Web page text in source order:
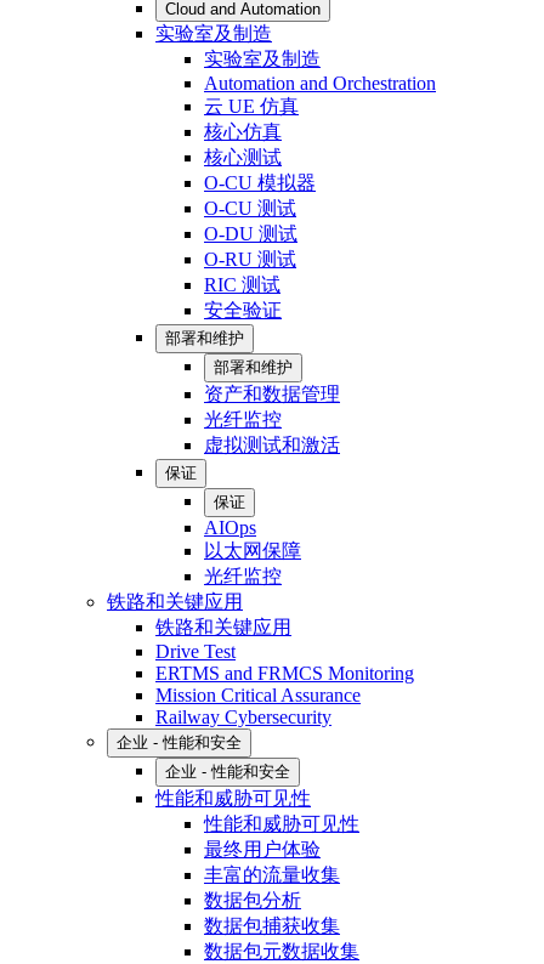
Cloud and Automation
实验室及制造
实验室及制造
Automation and Orchestration
云 UE 仿真
核心仿真
核心测试
O-CU 模拟器
O-CU 测试
O-DU 测试
O-RU 测试
RIC 测试
安全验证
部署和维护
部署和维护
资产和数据管理
光纤监控
虚拟测试和激活
保证
保证
AIOps
以太网保障
光纤监控
铁路和关键应用
铁路和关键应用
Drive Test
ERTMS and FRMCS Monitoring
Mission Critical Assurance
Railway Cybersecurity
企业 - 性能和安全
企业 - 性能和安全
性能和威胁可见性
性能和威胁可见性
最终用户体验
丰富的流量收集
数据包分析
数据包捕获收集
数据包元数据收集